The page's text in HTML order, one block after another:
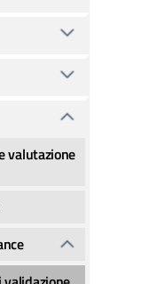
valutazione